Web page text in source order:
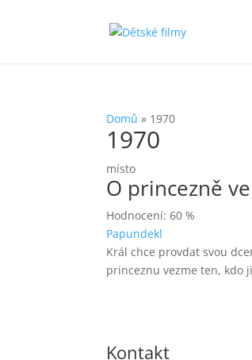
Domů » 1970
1970
místo
O princezně
Hodnocení: 60 %
Papundekl
Král chce provdat svou
princeznu vezme ten, kdo
Kontakt